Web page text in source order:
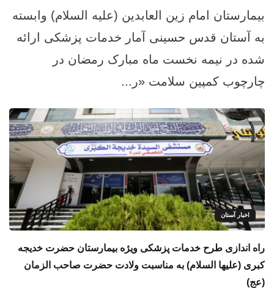
بیمارستان امام زین‌ العابدین (علیه السلام) وابسته
به آستان قدس حسینی آمار خدمات پزشکی ارائه‌
شده در نیمه نخست ماه مبارک رمضان در
چارچوب کمپین سلامت «ر...
اخبار آستان
راه‌ اندازی طرح خدمات پزشکی ویژه بیمارستان حضرت خدیجه
کبری (علیها السلام) به مناسبت ولادت حضرت صاحب الزمان
(عج)